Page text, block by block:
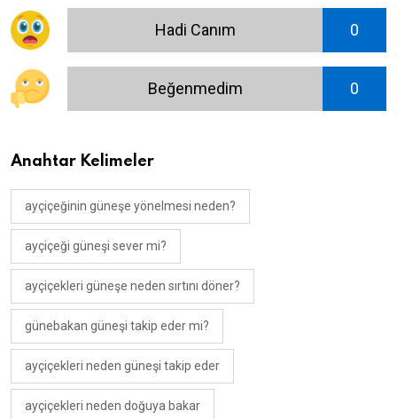
Hadi Canım 0
Beğenmedim 0
Anahtar Kelimeler
ayçiçeğinin güneşe yönelmesi neden?
ayçiçeği güneşi sever mi?
ayçiçekleri güneşe neden sırtını döner?
günebakan güneşi takip eder mi?
ayçiçekleri neden güneşi takip eder
ayçiçekleri neden doğuya bakar